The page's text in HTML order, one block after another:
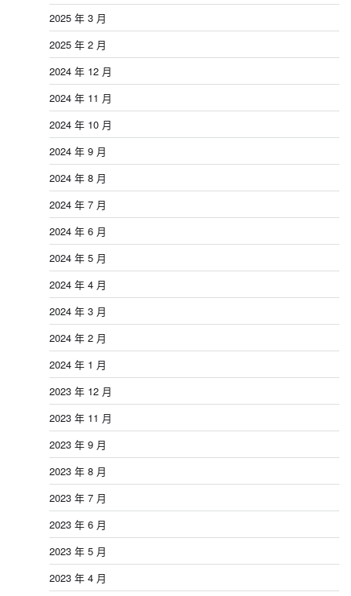
2025 年 3 月
2025 年 2 月
2024 年 12 月
2024 年 11 月
2024 年 10 月
2024 年 9 月
2024 年 8 月
2024 年 7 月
2024 年 6 月
2024 年 5 月
2024 年 4 月
2024 年 3 月
2024 年 2 月
2024 年 1 月
2023 年 12 月
2023 年 11 月
2023 年 9 月
2023 年 8 月
2023 年 7 月
2023 年 6 月
2023 年 5 月
2023 年 4 月